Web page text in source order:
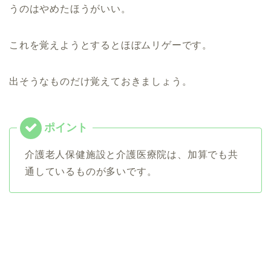
うのはやめたほうがいい。
これを覚えようとするとほぼムリゲーです。
出そうなものだけ覚えておきましょう。
介護老人保健施設と介護医療院は、加算でも共
通しているものが多いです。